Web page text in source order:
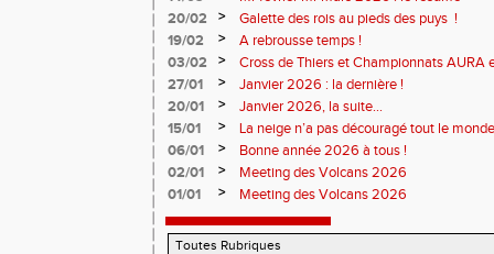
20/02
>
Galette des rois au pieds des puys !
19/02
>
A rebrousse temps !
03/02
>
Cross de Thiers et Championnats AURA
27/01
>
Janvier 2026 : la dernière !
20/01
>
Janvier 2026, la suite...
15/01
>
La neige n’a pas découragé tout le
06/01
>
Bonne année 2026 à tous !
02/01
>
Meeting des Volcans 2026
01/01
> Meeting des Volcans 2026